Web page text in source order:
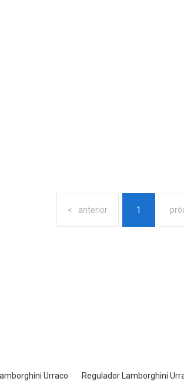
anterior 1
Urraco
Regulador Lamborghini